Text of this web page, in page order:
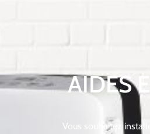
AIDES
Vous souhaitez